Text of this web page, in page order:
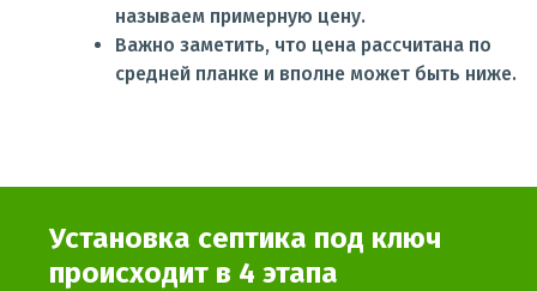
называем примерную цену.
Важно заметить, что цена рассчитана по
средней планке и вполне может быть ниже.
Установка септика под ключ
происходит в 4 этапа